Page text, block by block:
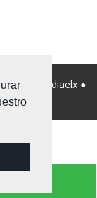
Mediaelx ●